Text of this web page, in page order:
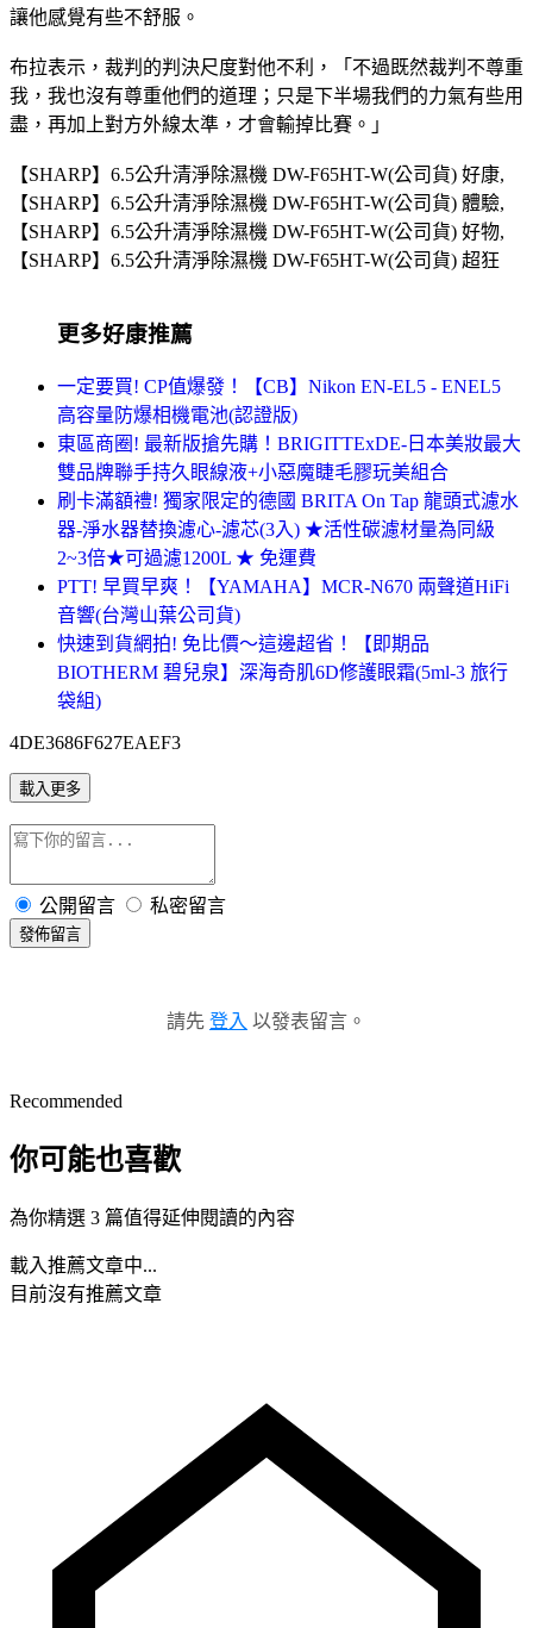
讓他感覺有些不舒服。
布拉表示，裁判的判決尺度對他不利，「不過既然裁判不尊重
我，我也沒有尊重他們的道理；只是下半場我們的力氣有些用
盡，再加上對方外線太準，才會輸掉比賽。」
【SHARP】6.5公升清淨除濕機 DW-F65HT-W(公司貨) 好康,
【SHARP】6.5公升清淨除濕機 DW-F65HT-W(公司貨) 體驗,
【SHARP】6.5公升清淨除濕機 DW-F65HT-W(公司貨) 好物,
【SHARP】6.5公升清淨除濕機 DW-F65HT-W(公司貨) 超狂
更多好康推薦
一定要買! CP值爆發！【CB】Nikon EN-EL5 - ENEL5
高容量防爆相機電池(認證版)
東區商圈! 最新版搶先購！BRIGITTExDE-日本美妝最大
雙品牌聯手持久眼線液+小惡魔睫毛膠玩美組合
刷卡滿額禮! 獨家限定的德國 BRITA On Tap 龍頭式濾水
器-淨水器替換濾心-濾芯(3入) ★活性碳濾材量為同級
2~3倍★可過濾1200L ★ 免運費
PTT! 早買早爽！【YAMAHA】MCR-N670 兩聲道HiFi
音響(台灣山葉公司貨)
快速到貨網拍! 免比價～這邊超省！【即期品
BIOTHERM 碧兒泉】深海奇肌6D修護眼霜(5ml-3 旅行
袋組)
4DE3686F627EAEF3
載入更多
公開留言 私密留言
發佈留言
請先 登入 以發表留言。
Recommended
你可能也喜歡
為你精選 3 篇值得延伸閱讀的內容
載入推薦文章中...
目前沒有推薦文章